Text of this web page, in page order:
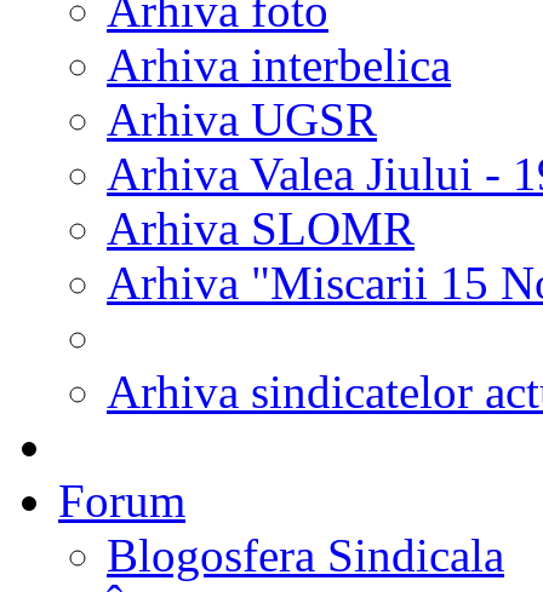
Arhiva interbelica
Arhiva UGSR
Arhiva Valea Jiului -
Arhiva SLOMR
Arhiva "Miscarii 15
Arhiva sindicatelor
Forum
Blogosfera Sindicala